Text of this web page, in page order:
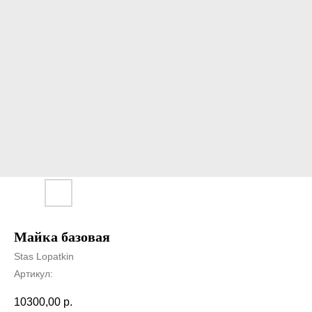
Майка базовая
Stas Lopatkin
Артикул:
10300,00 р.